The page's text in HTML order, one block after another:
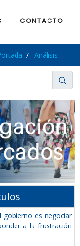
CONTACTO
Análisis
gobierno es negociar
a la frustración